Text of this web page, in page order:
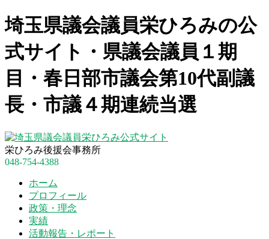
埼玉県議会議員栄ひろみの公
式サイト・県議会議員１期
目・春日部市議会第10代副議
長・市議４期連続当選
栄ひろみ後援会事務所
048-754-4388
ホーム
プロフィール
政策・理念
実績
活動報告・レポート